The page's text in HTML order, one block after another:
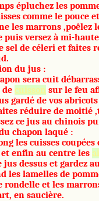
épluchez les
comme le pouce
les marrons ,poêlez
puis versez à mi-
sel de céleri et
du jus :
sera cuit
decuisson sur le feu
gardé de vos
réduire de moitié
ce jus au chinois
chapon laqué :
les cuisses coupées
enfin au centre les
dessus et gardez
les lamelles de
rondelle et les
en saucière.